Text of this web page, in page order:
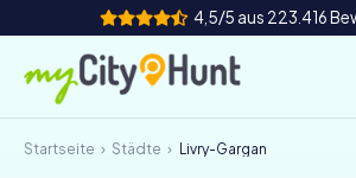
4,5/5 aus 223.416
So funktioniert's
Startseite Städte Livry-Gargan